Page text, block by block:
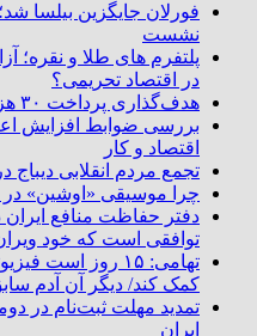
فورلان جایگزین بیلسا
نشست
پلتفرم ‌های طلا و نقره؛
در اقتصاد تحریمی؟
هدف‌گذاری پرداخت ۳۰ هزار وام اشتغال تا پایان سال
بررسی ضوابط افزایش
اقتصاد و کار
تجمع مردم انقلابی
چرا موسیقی «اوشین» در
دفتر حفاظت منافع ایران
توافقی است که خود
تهامی: ۱۵ روز است
کمک کند/ دیگر آن آدم
تمدید مهلت ثبت‌نام در
ایران